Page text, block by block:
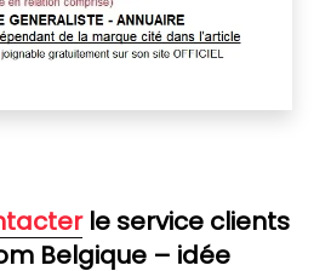
le service clients
Belgique – idée